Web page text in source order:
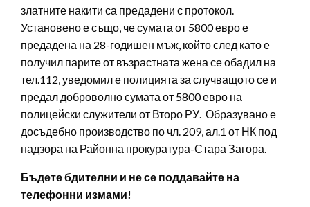
златните накити са предадени с протокол.
Установено е също, че сумата от 5800 евро е
предадена на 28-годишен мъж, който след като е
получил парите от възрастната жена се обадил на
тел.112, уведомил е полицията за случващото се и
предал доброволно сумата от 5800 евро на
полицейски служители от Второ РУ. Образувано е
досъдебно производство по чл. 209, ал.1 от НК под
надзора на Районна прокуратура-Стара Загора.
Бъдете бдителни и не се поддавайте на
телефонни измами!